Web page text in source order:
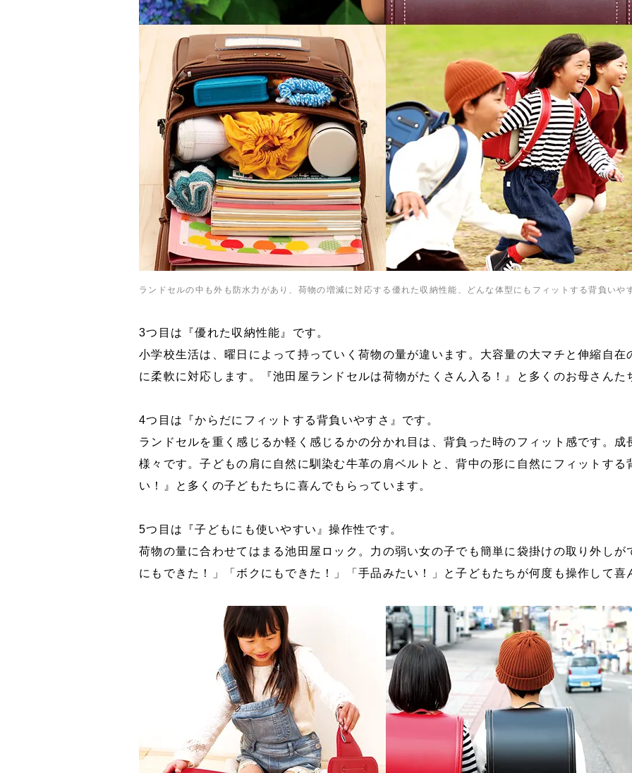
ランドセルの中も外も防水力があり、荷物の増減に対応する優れた収納性能、どんな体型にもフィットする背負いや
3つ目は『優れた収納性能』です。
小学校生活は、曜日によって持っていく荷物の量が違います。大容量の大マチと伸縮自在
に柔軟に対応します。『池田屋ランドセルは荷物がたくさん入る！』と多くのお母さんた
4つ目は『からだにフィットする背負いやすさ』です。
ランドセルを重く感じるか軽く感じるかの分かれ目は、背負った時のフィット感です。成
様々です。子どもの肩に自然に馴染む牛革の肩ベルトと、背中の形に自然にフィットする
い！』と多くの子どもたちに喜んでもらっています。
5つ目は『子どもにも使いやすい』操作性です。
荷物の量に合わせてはまる池田屋ロック。力の弱い女の子でも簡単に袋掛けの取り外しが
にもできた！」「ボクにもできた！」「手品みたい！」と子どもたちが何度も操作して喜